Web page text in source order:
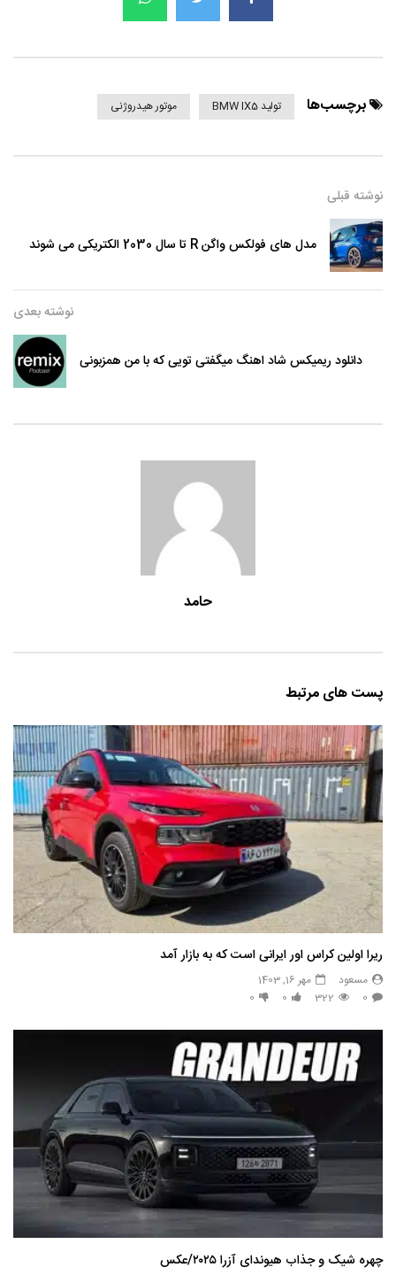
برچسب‌ها تولید BMW IX5 موتور هیدروژنی
نوشته قبلی
مدل های فولکس واگن R تا سال 2030 الکتریکی می شوند
نوشته بعدی
دانلود ریمیکس شاد اهنگ میگفتی تویی که با من همزبونی
حامد
پست های مرتبط
ریرا اولین کراس اور ایرانی است که به بازار آمد
مسعود
مهر 16, 1403
0
322
0
0
چهره شیک و جذاب هیوندای آزرا ۲۰۲۵/عکس